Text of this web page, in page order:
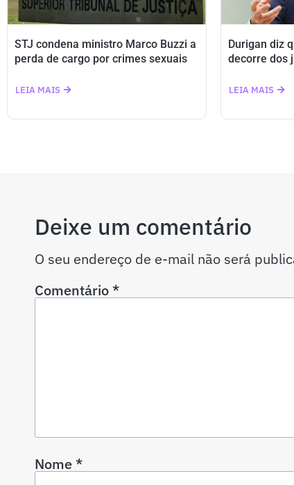
STJ condena ministro Marco Buzzi a
perda de cargo por crimes sexuais
LEIA MAIS
Durigan diz
decorre dos
LEIA MAIS
Deixe um comentário
O seu endereço de e-mail não será
Comentário*
Nome*